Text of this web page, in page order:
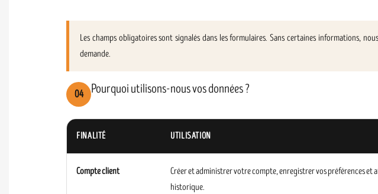
Les champs obligatoires sont signalés dans les formulaires. Sans certaines informations,
demande.
04 Pourquoi utilisons-nous vos données ?
FINALITÉ UTILISATION
Compte client
Créer et administrer votre compte, enregistrer vos préférences et
historique.